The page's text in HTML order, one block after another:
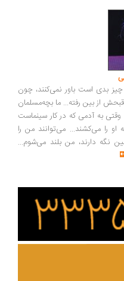
است باور نمی‌کنند، چون
رفته... ما بچه‌مسلمان
آدمی که در کار سینماست
می‌توانند من را
دارند، من بلند می‌شوم...